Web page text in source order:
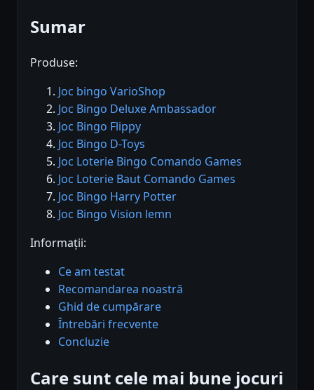
Sumar
Produse:
Joc bingo VarioShop
Joc Bingo Deluxe Ambassador
Joc Bingo Flippy
Joc Bingo D-Toys
Joc Loterie Bingo Comando Games
Joc Loterie Baut Comando Games
Joc Bingo Harry Potter
Joc Bingo Vision lemn
Informații:
Ce am testat
Recomandarea noastră
Ghid de cumpărare
Întrebări frecvente
Concluzie
Care sunt cele mai bune jocuri